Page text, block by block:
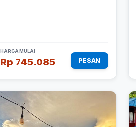
HARGA MULAI
Rp 745.085 PESAN